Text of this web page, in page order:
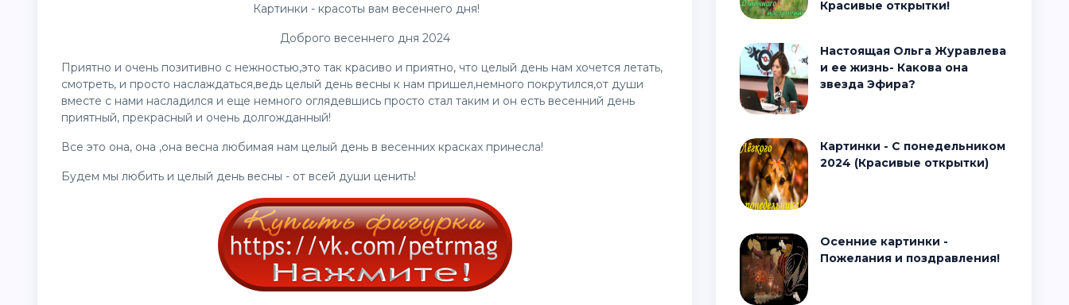
Картинки - красоты вам весеннего дня!
Доброго весеннего дня 2024
Приятно и очень позитивно с нежностью,это так красиво и приятно, что целый день нам хочется летать,
смотреть, и просто наслаждаться,ведь целый день весны к нам пришел,немного покрутился,от души
вместе с нами насладился и еще немного оглядевшись просто стал таким и он есть весенний день
приятный, прекрасный и очень долгожданный!
Все это она, она ,она весна любимая нам целый день в весенних красках принесла!
Будем мы любить и целый день весны - от всей души ценить!
Красивые открытки!
Настоящая Ольга Журавлева
и ее жизнь- Какова она
звезда Эфира?
Картинки - С понедельником
2024 (Красивые открытки)
Осенние картинки -
Пожелания и поздравления!